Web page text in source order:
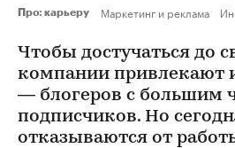
Про: карьеру Маркетинг и реклама
Чтобы достучаться до
компании привлекают
— блогеров с большим
подписчиков. Но
отказываются от